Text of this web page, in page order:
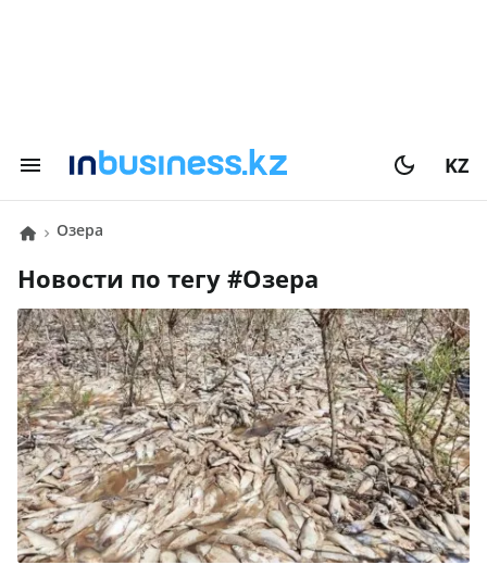
KZ
Озера
Новости по тегу # Озера